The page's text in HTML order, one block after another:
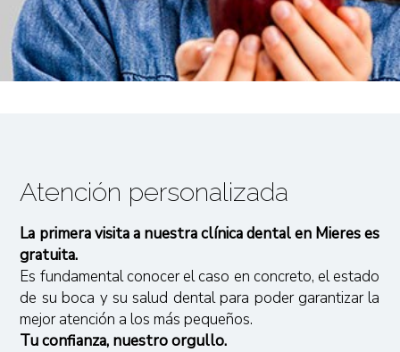
Atención personalizada
La primera visita a nuestra clínica dental en Mieres es
gratuita.
Es fundamental conocer el caso en concreto, el estado
de su boca y su salud dental para poder garantizar la
mejor atención a los más pequeños.
Tu confianza, nuestro orgullo.